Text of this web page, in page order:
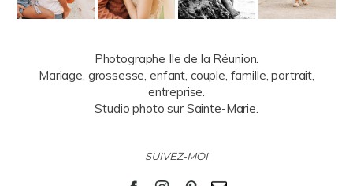
Photographe Ile de la Réunion.
Mariage, grossesse, enfant, couple, famille, portrait,
entreprise.
Studio photo sur Sainte-Marie.
SUIVEZ-MOI